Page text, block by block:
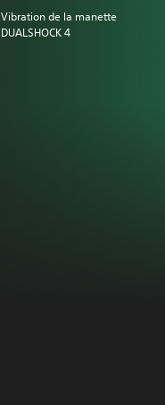
Vibration de la manette
DUALSHOCK 4